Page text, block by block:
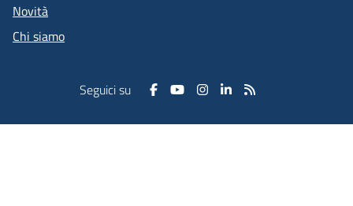
Novità
Chi siamo
Seguici su